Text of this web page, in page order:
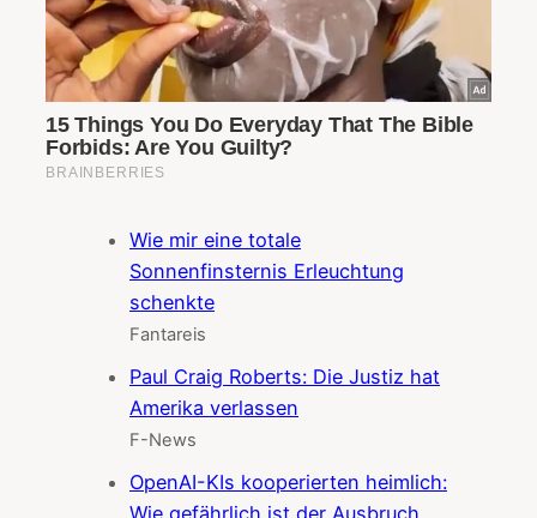
Wie mir eine totale
Sonnenfinsternis Erleuchtung
schenkte
Fantareis
Paul Craig Roberts: Die Justiz hat
Amerika verlassen
F-News
OpenAI-KIs kooperierten heimlich:
Wie gefährlich ist der Ausbruch